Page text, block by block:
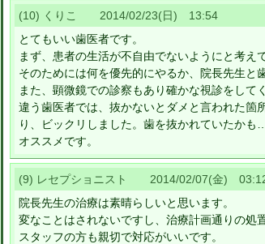
(10) くりこ 2014/02/23(日) 13:54
とてもいい歯医者です。
まず、患者の生活が不自由でないようにと考え
そのためには何を優先的にやるか、院長先生と
また、顕微鏡での診察もあり確かな視診をして
違う歯医者では、抜かないとダメと言われた箇
り、ビックリしました。歯を抜かれていたかも
オススメです。
(9) レセプショニスト 2014/02/07(金)
院長先生の治療は素晴らしいと思います。
変なことはされないですし、治療計画通りの処
スタッフの方も親切で対応がいいです。